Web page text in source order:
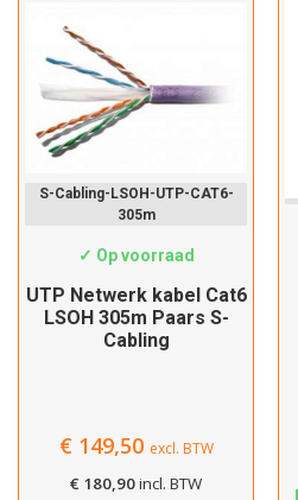
S-Cabling-LSOH-UTP-CAT6-
305m
✓ Op voorraad
UTP Netwerk kabel Cat6
LSOH 305m Paars S-
Cabling
€149,50 excl. BTW
€ 180,90incl. BTW